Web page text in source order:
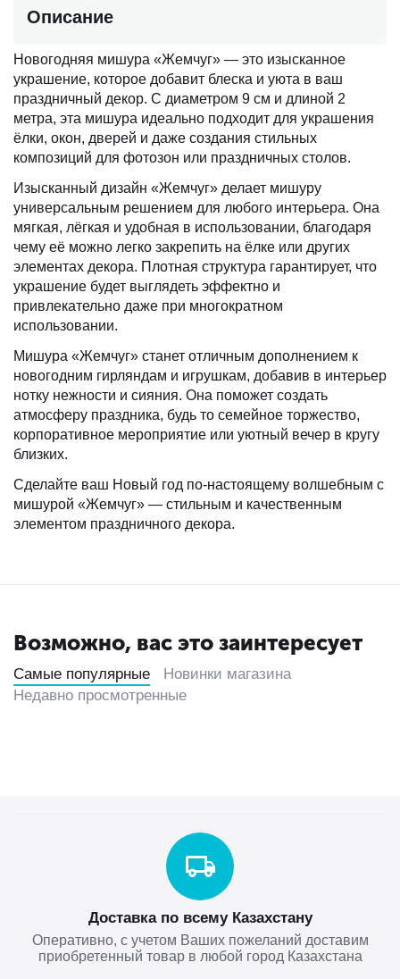
Описание
Новогодняя мишура «Жемчуг» — это изысканное
украшение, которое добавит блеска и уюта в ваш
праздничный декор. С диаметром 9 см и длиной 2
метра, эта мишура идеально подходит для украшения
ёлки, окон, дверей и даже создания стильных
композиций для фотозон или праздничных столов.
Изысканный дизайн «Жемчуг» делает мишуру
универсальным решением для любого интерьера. Она
мягкая, лёгкая и удобная в использовании, благодаря
чему её можно легко закрепить на ёлке или других
элементах декора. Плотная структура гарантирует, что
украшение будет выглядеть эффектно и
привлекательно даже при многократном
использовании.
Мишура «Жемчуг» станет отличным дополнением к
новогодним гирляндам и игрушкам, добавив в интерьер
нотку нежности и сияния. Она поможет создать
атмосферу праздника, будь то семейное торжество,
корпоративное мероприятие или уютный вечер в кругу
близких.
Сделайте ваш Новый год по-настоящему волшебным с
мишурой «Жемчуг» — стильным и качественным
элементом праздничного декора.
Возможно, вас это заинтересует
Самые популярные
Новинки магазина
Недавно просмотренные
Доставка по всему Казахстану
Оперативно, с учетом Ваших пожеланий доставим
приобретенный товар в любой город Казахстана